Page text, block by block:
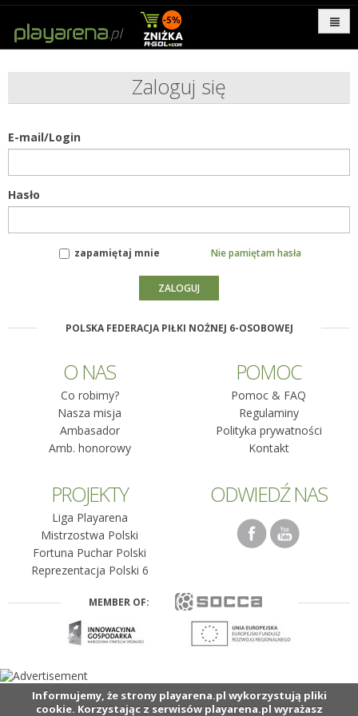
Zaloguj się
E-mail/Login
Hasło
zapamiętaj mnie Nie pamiętam hasła
POLSKA FEDERACJA PIŁKI NOŻNEJ 6-OSOBOWEJ
O NAS
Co robimy?
Nasza misja
Ambasador
Amb. honorowy
POMOC
Pomoc & FAQ
Regulaminy
Polityka prywatności
Kontakt
PROJEKTY
Liga Playarena
Mistrzostwa Polski
Fortuna Puchar Polski
Reprezentacja Polski 6
ODWIEDŹ NAS
MEMBER OF:
Informujemy, że strony playarena.pl wykorzystują pliki
cookie. Korzystając z serwisów playarena.pl wyrażasz